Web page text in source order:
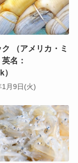
（アメリカ・ミ
名：
1月9日(火)